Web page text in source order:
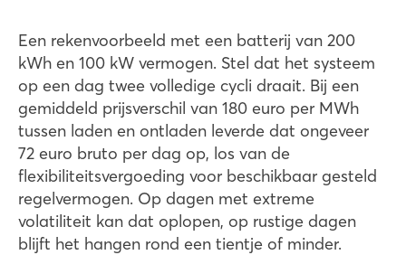
Een rekenvoorbeeld met een batterij van 200
kWh en 100 kW vermogen. Stel dat het systeem
op een dag twee volledige cycli draait. Bij een
gemiddeld prijsverschil van 180 euro per MWh
tussen laden en ontladen leverde dat ongeveer
72 euro bruto per dag op, los van de
flexibiliteitsvergoeding voor beschikbaar gesteld
regelvermogen. Op dagen met extreme
volatiliteit kan dat oplopen, op rustige dagen
blijft het hangen rond een tientje of minder.